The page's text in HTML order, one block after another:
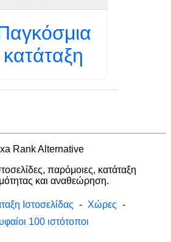
κατάταξη
Rank Alternative
παρόμοιες, κατάταξη
και αναθεώρηση.
Ιστοσελίδας - Χώρες -
100 ιστότοποι